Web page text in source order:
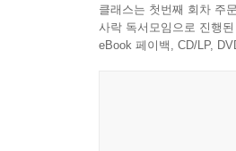
클래스는 첫번째 회차 주
사락 독서모임으로 진행
eBook 페이백, CD/LP,